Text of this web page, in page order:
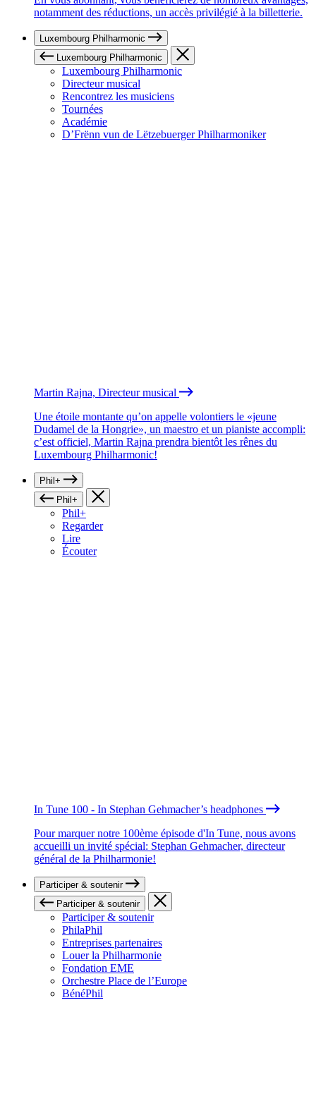
notamment des réductions, un accès privilégié à la billetterie.
Luxembourg Philharmonic
Luxembourg Philharmonic
Luxembourg Philharmonic
Directeur musical
Rencontrez les musiciens
Tournées
Académie
D’Frënn vun de Lëtzebuerger Philharmoniker
Martin Rajna, Directeur musical
Une étoile montante qu’on appelle volontiers le «jeune
Dudamel de la Hongrie», un maestro et un pianiste accompli:
c’est officiel, Martin Rajna prendra bientôt les rênes du
Luxembourg Philharmonic!
Phil+
Phil+
Phil+
Regarder
Lire
Écouter
In Tune 100 - In Stephan Gehmacher’s headphones
Pour marquer notre 100ème épisode d'In Tune, nous avons
accueilli un invité spécial: Stephan Gehmacher, directeur
général de la Philharmonie!
Participer & soutenir
Participer & soutenir
Participer & soutenir
PhilaPhil
Entreprises partenaires
Louer la Philharmonie
Fondation EME
Orchestre Place de l’Europe
BénéPhil